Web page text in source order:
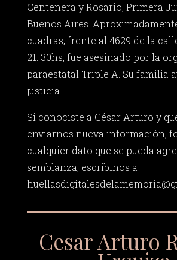
Centenera y Rosario, Primera
Buenos Aires.
cuadras, frente al 4629 de la
21: 30hs, fue asesinado por la
paraestatal Triple A. Su familia
justicia.
Si conociste a César Arturo y
enviarnos nueva información,
cualquier dato que se pueda
semblanza, escribinos a
Cesar Arturo